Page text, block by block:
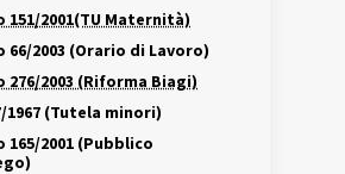
151/2001(TU Maternità)
66/2003 (Orario di Lavoro)
276/2003 (Riforma Biagi)
1967 (Tutela minori)
165/2001 (Pubblico